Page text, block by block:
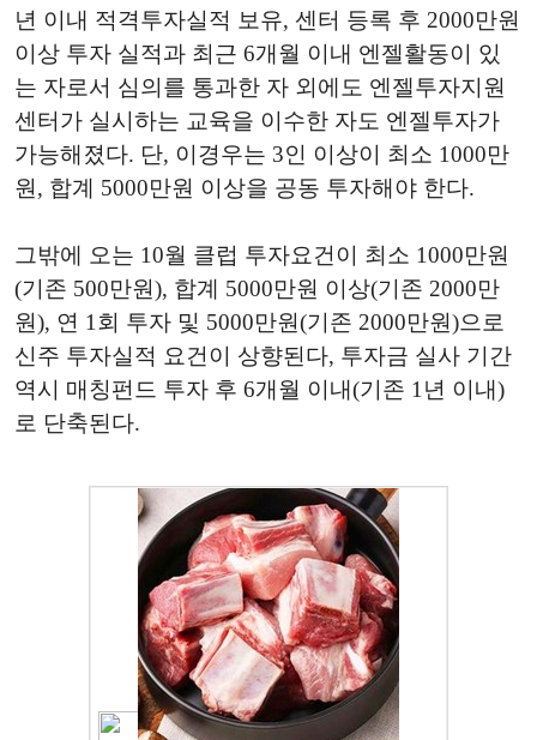
년 이내 적격투자실적 보유, 센터 등록 후 2000만원
이상 투자 실적과 최근 6개월 이내 엔젤활동이 있
는 자로서 심의를 통과한 자 외에도 엔젤투자지원
센터가 실시하는 교육을 이수한 자도 엔젤투자가
가능해졌다. 단, 이경우는 3인 이상이 최소 1000만
원, 합계 5000만원 이상을 공동 투자해야 한다.
그밖에 오는 10월 클럽 투자요건이 최소 1000만원
(기존 500만원), 합계 5000만원 이상(기존 2000만
원), 연 1회 투자 및 5000만원(기존 2000만원)으로
신주 투자실적 요건이 상향된다, 투자금 실사 기간
역시 매칭펀드 투자 후 6개월 이내(기존 1년 이내)
로 단축된다.